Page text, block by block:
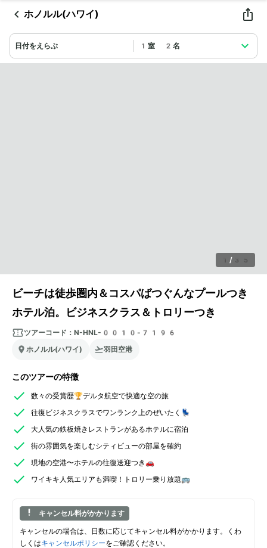
ホノルル(ハワイ)
日付をえらぶ 1室 2名
1 / 35
ビーチは徒歩圏内＆コスパばつぐんなプールつき
ホテル泊。ビジネスクラス＆トロリーつき
ツアーコード： N-HNL-0010-7196
ホノルル(ハワイ)
羽田空港
このツアーの特徴
数々の受賞歴🏆デルタ航空で快適な空の旅
往復ビジネスクラスでワンランク上のぜいたく💺
大人気の鉄板焼きレストランがあるホテルに宿泊
街の雰囲気を楽しむシティビューの部屋を確約
現地の空港〜ホテルの往復送迎つき🚗
ワイキキ人気エリアも満喫！トロリー乗り放題🚌
キャンセル料がかかります
キャンセルの場合は、日数に応じてキャンセル料がかかります。くわ
しくはキャンセルポリシーをご確認ください。